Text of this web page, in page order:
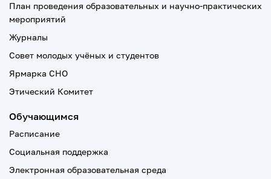
План проведения образовательных и научно-практических
мероприятий
Журналы
Совет молодых учёных и студентов
Ярмарка СНО
Этический Комитет
Обучающимся
Расписание
Социальная поддержка
Электронная образовательная среда